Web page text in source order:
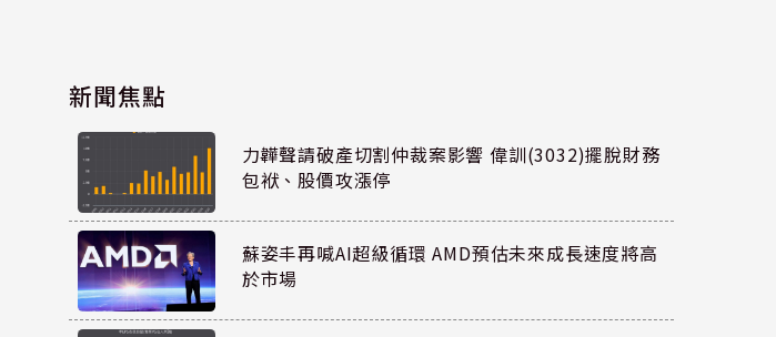
新聞焦點
力韡聲請破產切割仲裁案影響 偉訓(3032)擺脫財務
包袱、股價攻漲停
蘇姿丰再喊AI超級循環 AMD預估未來成長速度將高
於市場